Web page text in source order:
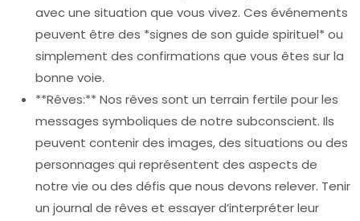
avec une situation que vous vivez. Ces événements
peuvent être des *signes de son guide spirituel* ou
simplement des confirmations que vous êtes sur la
bonne voie.
**Rêves:** Nos rêves sont un terrain fertile pour les
messages symboliques de notre subconscient. Ils
peuvent contenir des images, des situations ou des
personnages qui représentent des aspects de
notre vie ou des défis que nous devons relever. Tenir
un journal de rêves et essayer d’interpréter leur